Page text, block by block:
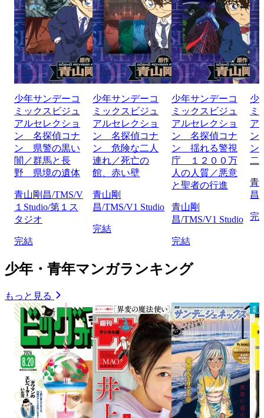
少年サンデーコ
ミックスビジュ
アルセレクショ
ン 名探偵コナ
ン 県警の黒い
闇／群馬と長
野 県境の遺体
青山剛昌/TMS/V
１Studio/第１ス
タジオ
完結
少年サンデーコ
ミックスビジュ
アルセレクショ
ン 名探偵コナ
ン 危険な二人
連れ／死亡の
館、赤い壁
青山剛
昌/TMS/V1 Studio
完結
少年サンデーコ
ミックスビジュ
アルセレクショ
ン 名探偵コナ
ン 揺れる警視
庁 １２００万
人の人質／悪意
と聖者の行進
青山剛
昌/TMS/V1 Studio
完結
少
ミ
ア
ン
ン
二
青
昌
完
少年・青年マンガランキング
もっと見る